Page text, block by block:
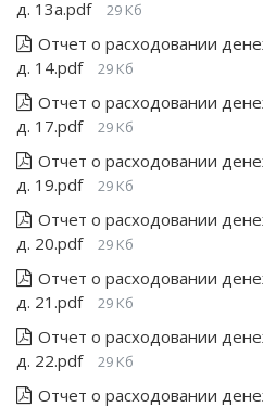
д. 13а.pdf
29 Кб
Отчет о расходовании
д. 14.pdf
29 Кб
Отчет о расходовании
д. 17.pdf
29 Кб
Отчет о расходовании
д. 19.pdf
29 Кб
Отчет о расходовании
д. 20.pdf
29 Кб
Отчет о расходовании
д. 21.pdf
29 Кб
Отчет о расходовании
д. 22.pdf
29 Кб
Отчет о расходовании